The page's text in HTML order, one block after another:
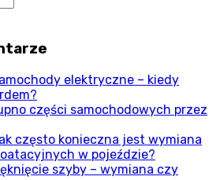
elektryczne – kiedy
części samochodowych przez
często konieczna jest wymiana
w pojeździe?
szyby – wymiana czy